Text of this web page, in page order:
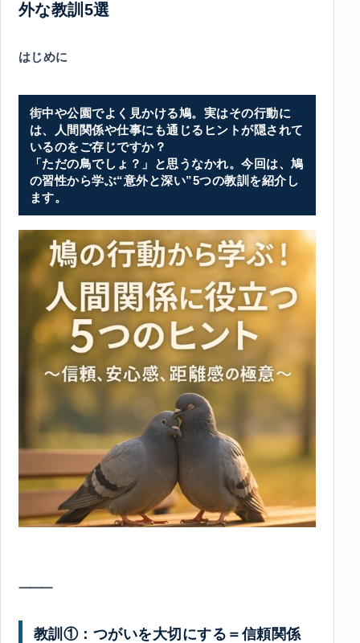
外な教訓5選
はじめに
街中や公園でよく見かける鳩。実はその行動に
は、人間関係や仕事にも通じるヒントが隠されて
いるのをご存じですか？
「ただの鳥でしょ？」と思うなかれ。今回は、鳩
の習性から学ぶ“意外と深い”5つの教訓を紹介し
ます。
⸻
教訓①：つがいを大切にする＝信頼関係